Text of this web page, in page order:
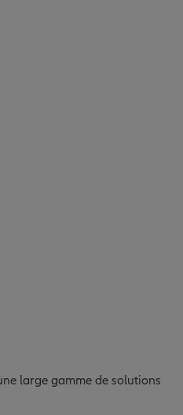
large gamme de solutions